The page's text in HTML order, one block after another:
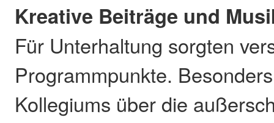
Kreative Beiträge und
Für Unterhaltung sorgten
Programmpunkte.
Kollegiums über die